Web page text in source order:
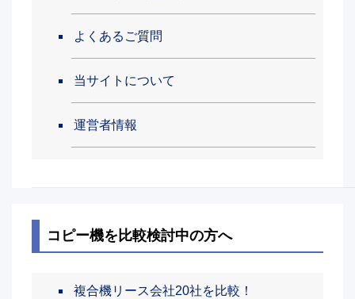
よくあるご質問
当サイトについて
運営者情報
コピー機を比較検討中の方へ
複合機リース会社20社を比較！